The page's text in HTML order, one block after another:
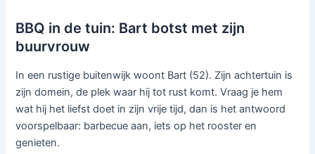
BBQ in de tuin: Bart botst met zijn
buurvrouw
In een rustige buitenwijk woont Bart (52). Zijn achtertuin is
zijn domein, de plek waar hij tot rust komt. Vraag je hem
wat hij het liefst doet in zijn vrije tijd, dan is het antwoord
voorspelbaar: barbecue aan, iets op het rooster en
genieten.